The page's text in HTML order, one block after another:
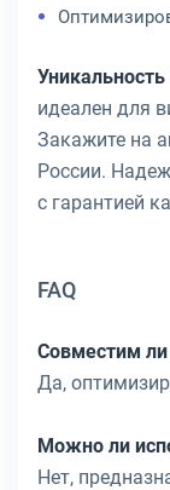
Уникальность
идеален для
Закажите на
России.
с гарантией
FAQ
Совместим ли
Да,
Можно ли
Нет,